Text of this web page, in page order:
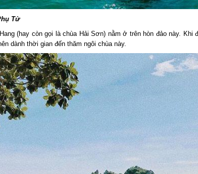
Tử
(hay còn gọi là chùa Hải Sơn) nằm ở trên hòn đảo này. Khi
dành thời gian đến thăm ngôi chùa này.